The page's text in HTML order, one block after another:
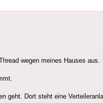
wegen meines Hauses aus.
geht. Dort steht eine